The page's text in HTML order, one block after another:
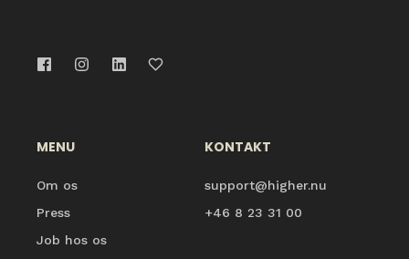
MENU
Om os
Press
Job hos os
KONTAKT
support@higher.nu
+46 8 23 31 00